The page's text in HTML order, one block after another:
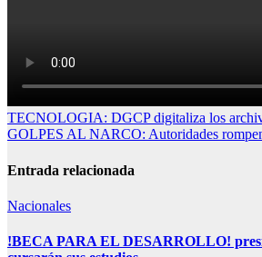
Navegación
de
entradas
TECNOLOGIA: DGCP digitaliza los
GOLPES AL NARCO: Autoridades
Entrada relacionada
Nacionales
!BECA PARA EL DESARROLLO!